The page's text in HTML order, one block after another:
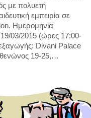
με πολυετή
εμπειρία σε
Ημερομηνία
03/2015 (ώρες 17:00-
Divani Palace
19-25,…